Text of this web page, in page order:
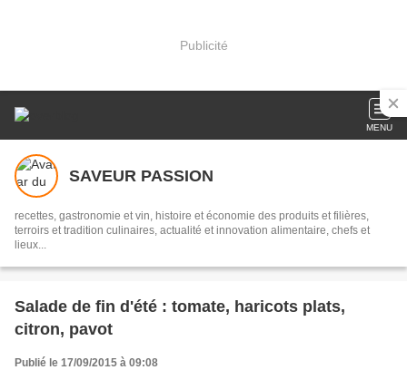
Publicité
MENU
SAVEUR PASSION
recettes, gastronomie et vin, histoire et économie des produits et filières,
terroirs et tradition culinaires, actualité et innovation alimentaire, chefs et
lieux...
Salade de fin d'été : tomate, haricots plats,
citron, pavot
Publié le 17/09/2015 à 09:08